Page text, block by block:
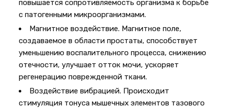
повышается сопротивляемость организма к борьбе
с патогенными микроорганизмами.
Магнитное воздействие. Магнитное поле,
создаваемое в области простаты, способствует
уменьшению воспалительного процесса, снижению
отечности, улучшает отток мочи, ускоряет
регенерацию поврежденной ткани.
Воздействие вибрацией. Происходит
стимуляция тонуса мышечных элементов тазового